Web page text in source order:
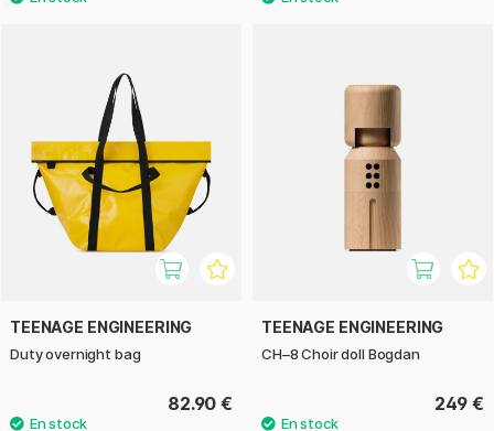
TEENAGE ENGINEERING
Duty overnight bag
82.90 €
TEENAGE ENGINEERING
CH–8 Choir doll Bogdan
249 €